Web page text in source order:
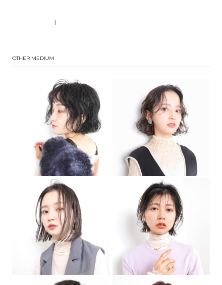
|
OTHER MEDIUM